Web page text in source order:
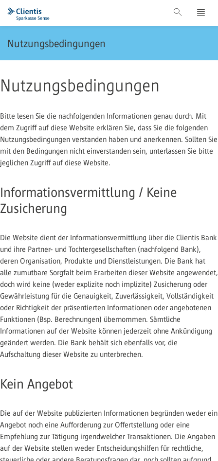
Nutzungsbedingungen
Nutzungsbedingungen
Bitte lesen Sie die nachfolgenden Informationen genau durch. Mit
dem Zugriff auf diese Website erklären Sie, dass Sie die folgenden
Nutzungsbedingungen verstanden haben und anerkennen. Sollten Sie
mit den Bedingungen nicht einverstanden sein, unterlassen Sie bitte
jeglichen Zugriff auf diese Website.
Informationsvermittlung / Keine
Zusicherung
Die Website dient der Informationsvermittlung über die Clientis Bank
und ihre Partner- und Tochtergesellschaften (nachfolgend Bank),
deren Organisation, Produkte und Dienstleistungen. Die Bank hat
alle zumutbare Sorgfalt beim Erarbeiten dieser Website angewendet,
doch wird keine (weder explizite noch implizite) Zusicherung oder
Gewährleistung für die Genauigkeit, Zuverlässigkeit, Vollständigkeit
oder Richtigkeit der präsentierten Informationen oder angebotenen
Funktionen (Bsp. Berechnungen) übernommen. Sämtliche
Informationen auf der Website können jederzeit ohne Ankündigung
geändert werden. Die Bank behält sich ebenfalls vor, die
Aufschaltung dieser Website zu unterbrechen.
Kein Angebot
Die auf der Website publizierten Informationen begründen weder ein
Angebot noch eine Aufforderung zur Offertstellung oder eine
Empfehlung zur Tätigung irgendwelcher Transaktionen. Die Angaben
auf der Website stellen weder Entscheidungshilfen für rechtliche,